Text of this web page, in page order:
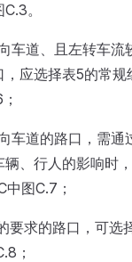
。
车道、且左转车流
应选择表5的常规
车道的路口，需通
、行人的影响时
图C.7；
要求的路口，可选
；